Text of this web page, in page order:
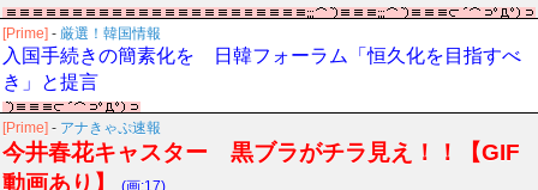
[Prime] - 厳選！韓国情報
入国手続きの簡素化を 日韓フォーラム「恒久化を目指すべ
き」と提言
[Prime] - アナきゃぷ速報
今井春花キャスター 黒ブラがチラ見え！！【GIF
動画あり】
(画:17)